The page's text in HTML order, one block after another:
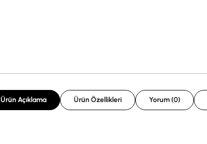
Ürün Açıklama Ürün Özellikleri Yorum (0)